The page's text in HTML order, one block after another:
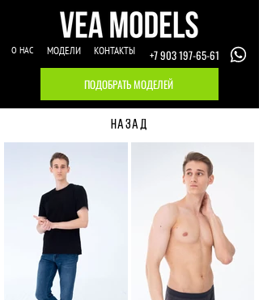
О НАС МОДЕЛИ КОНТАКТЫ
+7 903 197-65-61
ПОДОБРАТЬ МОДЕЛЕЙ
НАЗАД